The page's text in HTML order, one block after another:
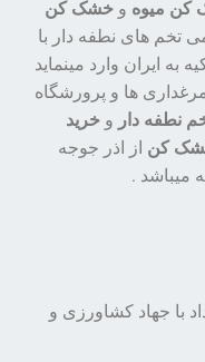
میوه وخشک کن
تخم های نطفه دار با
به ایران وارد مینماید
ها و پرورشگاه
نطفه دار وخرید
کن از اذر جوجه
میباشد .
با جهاد کشاورزی و